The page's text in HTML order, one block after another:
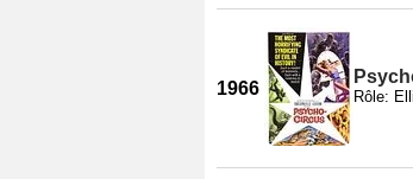
1966 Rôle: